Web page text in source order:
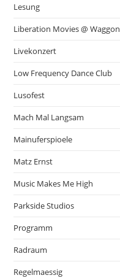
Lesung
Liberation Movies @ Waggon
Livekonzert
Low Frequency Dance Club
Lusofest
Mach Mal Langsam
Mainuferspioele
Matz Ernst
Music Makes Me High
Parkside Studios
Programm
Radraum
Regelmaessig